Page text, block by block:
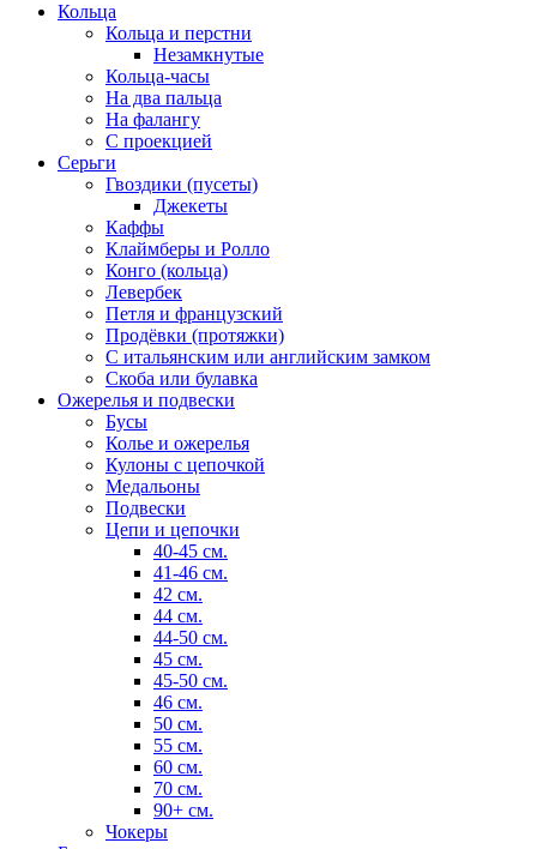
Кольца
Кольца и перстни
Незамкнутые
Кольца-часы
На два пальца
На фалангу
С проекцией
Серьги
Гвоздики (пусеты)
Джекеты
Каффы
Клаймберы и Ролло
Конго (кольца)
Левербек
Петля и французский
Продёвки (протяжки)
С итальянским или английским замком
Скоба или булавка
Ожерелья и подвески
Бусы
Колье и ожерелья
Кулоны с цепочкой
Медальоны
Подвески
Цепи и цепочки
40-45 см.
41-46 см.
42 см.
44 см.
44-50 см.
45 см.
45-50 см.
46 см.
50 см.
55 см.
60 см.
70 см.
90+ см.
Чокеры